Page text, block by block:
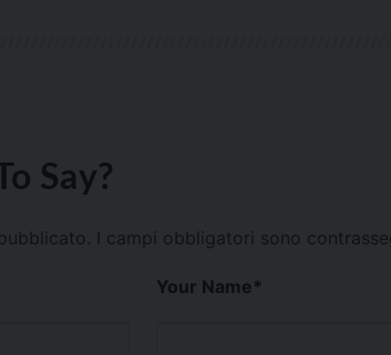
Say?
I campi obbligatori sono
Your Name*